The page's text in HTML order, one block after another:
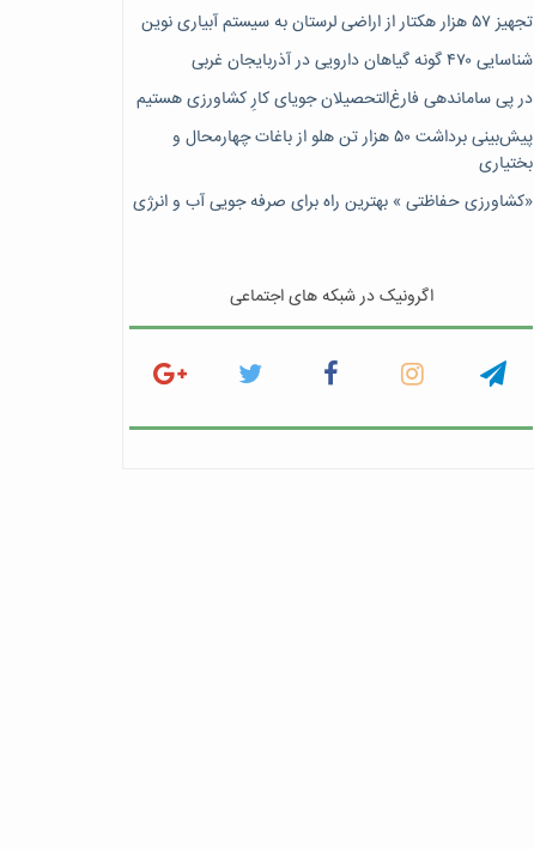
تجهیز ۵۷ هزار هکتار از اراضی لرستان به سیستم آبیاری نوین
شناسایی ۴۷٠ گونه گیاهان دارویی در آذربایجان غربی
در پی ساماندهی فارغ‌التحصیلان جویای کارِ کشاورزی هستیم
پیش‎‌بینی برداشت ۵۰ هزار تن هلو از باغات چهارمحال و
بختیاری
«کشاورزی حفاظتی » بهترین راه برای صرفه جویی آب و انرژی
اگرونیک در شبکه های اجتماعی